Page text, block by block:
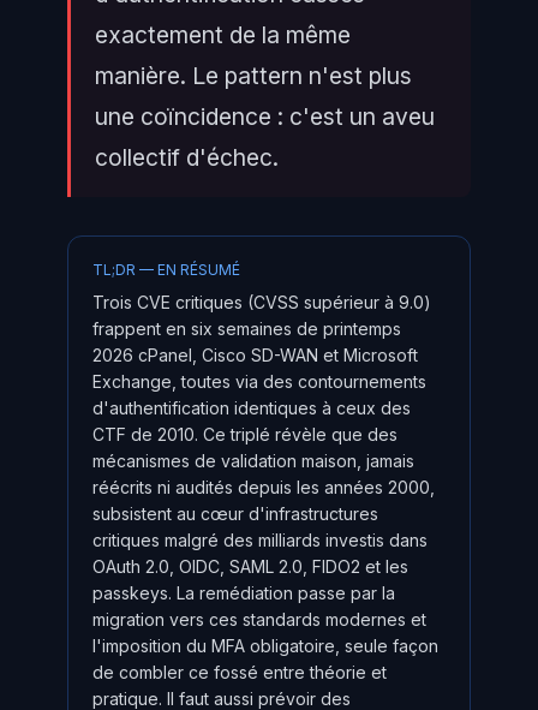
exactement de la même
manière. Le pattern n'est plus
une coïncidence : c'est un aveu
collectif d'échec.
TL;DR — EN RÉSUMÉ
Trois CVE critiques (CVSS supérieur à 9.0)
frappent en six semaines de printemps
2026 cPanel, Cisco SD-WAN et Microsoft
Exchange, toutes via des contournements
d'authentification identiques à ceux des
CTF de 2010. Ce triplé révèle que des
mécanismes de validation maison, jamais
réécrits ni audités depuis les années 2000,
subsistent au cœur d'infrastructures
critiques malgré des milliards investis dans
OAuth 2.0, OIDC, SAML 2.0, FIDO2 et les
passkeys. La remédiation passe par la
migration vers ces standards modernes et
l'imposition du MFA obligatoire, seule façon
de combler ce fossé entre théorie et
pratique. Il faut aussi prévoir des